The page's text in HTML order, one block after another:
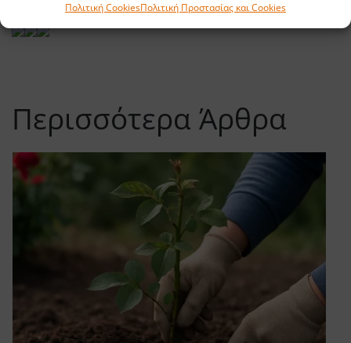
Πολιτική CookiesΠολιτική Προστασίας και Cookies
Περισσότερα Άρθρα